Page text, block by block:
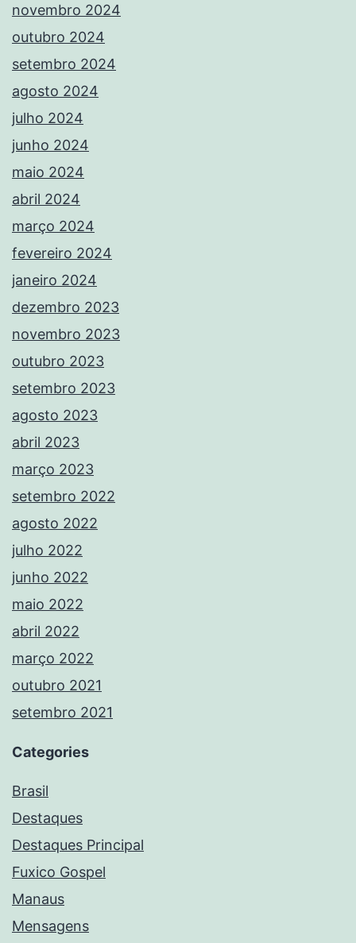
novembro 2024
outubro 2024
setembro 2024
agosto 2024
julho 2024
junho 2024
maio 2024
abril 2024
março 2024
fevereiro 2024
janeiro 2024
dezembro 2023
novembro 2023
outubro 2023
setembro 2023
agosto 2023
abril 2023
março 2023
setembro 2022
agosto 2022
julho 2022
junho 2022
maio 2022
abril 2022
março 2022
outubro 2021
setembro 2021
Categories
Brasil
Destaques
Destaques Principal
Fuxico Gospel
Manaus
Mensagens